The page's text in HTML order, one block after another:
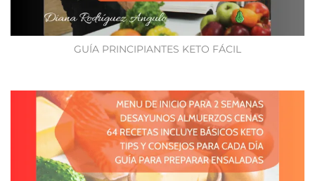
GUÍA PRINCIPIANTES KETO FÁCIL